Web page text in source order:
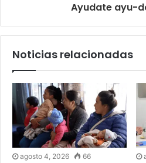
Ayudate ayu-
Noticias relacionadas
agosto 4, 2026 66